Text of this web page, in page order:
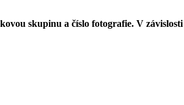
skupinu a číslo fotografie. V